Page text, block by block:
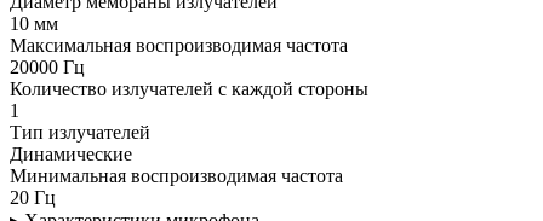
10 мм
Максимальная воспроизводимая частота
20000 Гц
Количество излучателей с каждой стороны
1
Тип излучателей
Динамические
Минимальная воспроизводимая частота
20 Гц